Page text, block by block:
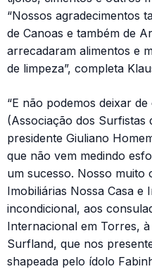
“Nossos agradecimentos
de Canoas e também de
arrecadaram alimentos e
de limpeza”, completa
“E não podemos deixar
(Associação dos Surfistas
presidente Giuliano
que não vem medindo
um sucesso. Nosso muito
Imobiliárias Nossa Casa e
incondicional, aos
Internacional em Torres,
Surfland, que nos
shapeada pelo ídolo